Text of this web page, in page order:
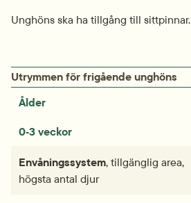
Unghöns ska ha tillgång till sittpinnar.
Utrymmen för frigående unghöns
Ålder
0‑3 veckor
Envånings­­­system, tillgänglig area,
högsta antal djur